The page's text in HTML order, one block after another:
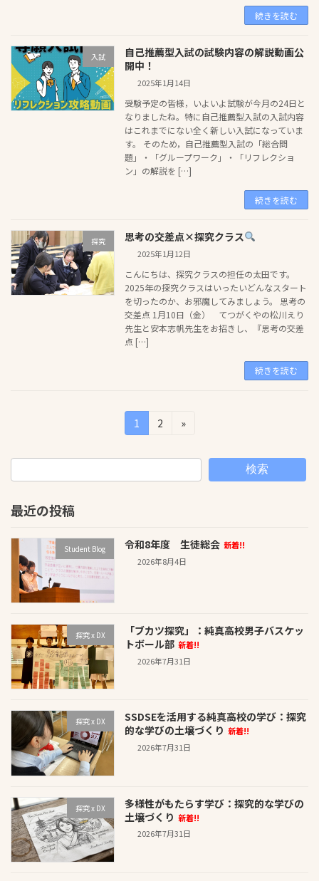
続きを読む
入試
自己推薦型入試の試験内容の解説動画公
開中！
2025年1月14日
受験予定の皆様，いよいよ試験が今月の24日と
なりましたね。特に自己推薦型入試の入試内容
はこれまでにない全く新しい入試になっていま
す。 そのため，自己推薦型入試の「総合問
題」・「グループワーク」・「リフレクショ
ン」の解説を […]
続きを読む
探究 思考の交差点×探究クラス
2025年1月12日
こんにちは、探究クラスの担任の太田です。
2025年の探究クラスはいったいどんなスタート
を切ったのか、お邪魔してみましょう。 思考の
交差点 1月10日（金） てつがくやの松川えり
先生と安本志帆先生をお招きし、『思考の交差
点 […]
続きを読む
ー
ジ
送
り
固
定
ジ
1
固
ジ
2 »
検索
最近の投稿
Student Blog 令和8年度 生徒総会 新着!!
2026年8月4日
探究 x DX
「ブカツ探究」：純真高校男子バスケッ
トボール部 新着!!
2026年7月31日
探究 x DX
SSDSEを活用する純真高校の学び：探究
的な学びの土壌づくり 新着!!
2026年7月31日
探究 x DX
多様性がもたらす学び：探究的な学びの
土壌づくり 新着!!
2026年7月31日